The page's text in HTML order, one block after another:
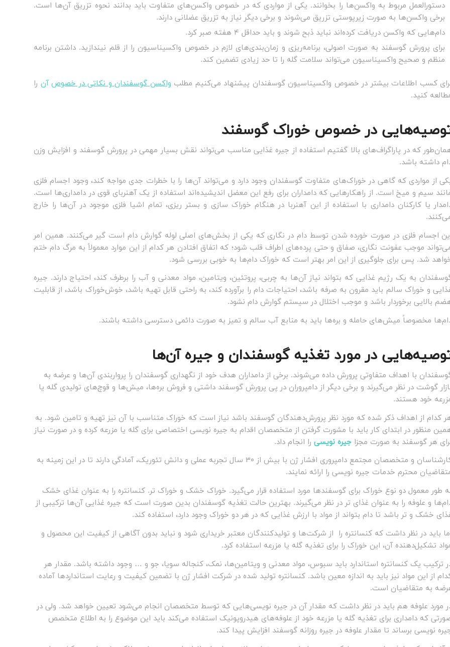
دستورالعمل مربوط به واکسن‌ها را بخوانند. یکی از مواردی که در خصوص واکسن‌های متفاوت باید بدانند نحوه تزریق آن‌ها است.
برخی واکسن‌ها به صورت زیرپوستی تزریق می‌شوند و برخی دیگر نیاز به تزریق عضلانی دارند.
دام‌هایی که واکسن دریافت کرده‌اند نباید ذبح شوند و باید حداقل ۴ هفته صبر کرد.
برای پرورش گوسفند به صورت اصولی، برنامه‌ریزی و زمان‌بندی‌های لازم در خصوص واکسیناسیون را از قلم نیندازید. داشتن برنامه
منظم و صحیح واکسیناسیون می‌تواند سلامت گله را تا حد زیادی تضمین کند.
کسب اطلاعات بیشتر در خصوص واکسیناسیون گوسفندان پیشنهاد می‌کنیم مطلب واکسن گوسفندان و نکاتی در خصوصآن را
کنید.
در خصوص خوراک گوسفند
که در پاراگراف‌های بالا گفتیم استفاده از جیره غذایی مناسب می‌تواند نقش بسیار مهمی در پرورش گوسفند و افزایش وزن
داشته باشد.
از مواردی که گاهی در خوراک‌های متفاوت گوسفندان وجود دارد و می‌تواند آن‌ها را با خطرات جدی مواجه کند، وجود اجسام فلزی
سیم و میخ است. از راهکارهایی که دامداران برای رفع این معضل اندیشیده‌اند استفاده از یک آهنربای قوی در دامداری‌ها است.
یا کارکنان دامداری با استفاده از این آهنربا در هنگام خوراک سازی و بستر ریزی، تمام اشیا فلزی موجود در آن‌ها را خارج
اجسام فلزی در صورت خورده شدن توسط دام در نگاری که یکی از بخش‌های اصلی لوله گوارش دام است گیر می‌کنند. همین امر
موجب عفونت نگاری، صفاق و حتی پرده‌های اطراف قلب شود؛ که اتفاق افتادن هر کدام از این موارد معمولاً به مرگ دام ختم
شد. پس برای جلوگیری از این امر بهتر است که خوراک دام‌ها به خوبی بررسی شود.
به یک رژیم غذایی که بتواند نیاز آن‌ها به چربی، پروتئین، ویتامین، مواد معدنی و آب را برطرف کند، احتیاج دارند. جیره
و خوراک سالم باید مقرون به صرفه باشد، احتیاجات دام را برآورده کند، به راحتی قابل تهیه باشد، خوش‌خوراک باشد، از قابلیت
بالایی برخوردار باشد و موجب اختلال در سیستم گوارش دام نشود.
مخصوصاً میش‌های حامله و بره‌ها باید به منابع آب سالم و تمیز به صورت دائمی دسترسی داشته باشند.
در مورد تغذیه گوسفندان و جیره آن‌ها
با اهداف متفاوتی پرورش داده می‌شوند. برخی از دامداران هدف خود از نگهداری گوسفندان را پرواربندی آن‌ها و عرضه به
گوشت در نظر می‌گیرند و برخی دیگر از دامپروران در پی پرورش گوسفند داشتی و فروش بره‌ها، میش‌ها و قوچ‌های تولیدی گله یا
خود هستند.
کدام از اهداف ذکر شده که مورد نظر پرورش‌دهندگان گوسفند باشد نیاز است که خوراک متناسب با آن نیز تهیه و تامین شود. به
منظور در ابتدای کار باید با مشورت گرفتن از متخصصان اقدام به جیره نویسی اختصاصی برای گله یا مزرعه کرده و در صورت نیاز
هر گوسفند به صورت مجزا جیره نویسیرا انجام داد.
کارشناسان و متخصصان مجتمع دامپروری افشار ژن با بیش از ۳۰ سال تجربه عملی و دانش تئوریک، آمادگی دارند تا در این زمینه به
محترم خدمات جیره نویسی را ارائه نمایند.
طور معمول دو نوع خوراک برای گوسفندها مورد استفاده قرار می‌گیرد. خوراک خشک و خوراک تر. کنسانتره را به عنوان غذای خشک
و علوفه را به عنوان غذای تر در نظر می‌گیرند. بهترین حالت تغذیه گوسفندان بدین صورت است که جیره غذایی آن‌ها ترکیبی از
خشک و تر باشد تا دام بتواند از مواد با ارزش غذایی که در هر دو خوراک وجود دارد، استفاده کند.
باید در نظر داشت که کنسانتره را از شرکت‌ها و تولید‌کنندگان معتبر خریداری شود و نباید بدون آگاهی از کیفیت این محصول و
تشکیل‌دهنده آن، این خوراک را برای تغذیه گله یا مزرعه استفاده کرد.
ترکیب یک کنسانتره استاندارد باید سبوس، مواد معدنی و ویتامین‌ها، نمک، کنجاله سویا، جو و … وجود داشته باشد. مقدار هر
از این مواد نیز باید به اندازه معین باشد. کنسانتره تولید شده در شرکت افشار ژن با تضمین کیفیت و رعایت استانداردها آماده
به متقاضیان است.
مورد علوفه هم باید در نظر داشت که مقدار آن در جیره نویسی‌هایی که توسط متخصصان انجام می‌شود تعیین خواهد شد. ولی در
که دامداری برای تغذیه گله یا مزرعه خود از علوفه‌های هیدروپونیک استفاده می‌کند باید این موضوع را به اطلاع متخصص
نویسی برساند تا مقدار علوفه در جیره روزانه گوسفند افزایش پیدا کند.